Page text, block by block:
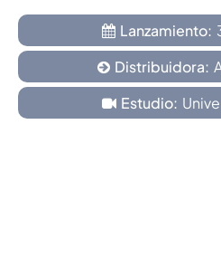
Lanzamiento:
Distribuidora:
Estudio: